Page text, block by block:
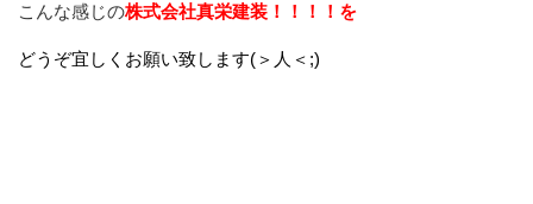
こんな感じの株式会社真栄建装！！！！を
どうぞ宜しくお願い致します(＞人＜;)